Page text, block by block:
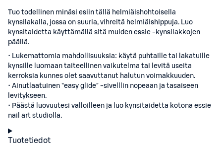
Tuo todellinen minäsi esiin tällä helmiäishohtoisella
kynsilakalla, jossa on suuria, vihreitä helmiäishippuja. Luo
kynsitaidetta käyttämällä sitä muiden essie -kynsilakkojen
päällä.
• Lukemattomia mahdollisuuksia: käytä puhtaille tai lakatuille
kynsille luomaan taiteellinen vaikutelma tai levitä useita
kerroksia kunnes olet saavuttanut halutun voimakkuuden.
• Ainutlaatuinen "easy glide" -sivelllin nopeaan ja tasaiseen
levitykseen.
• Päästä luovuutesi valloilleen ja luo kynsitaidetta kotona essie
nail art studiolla.
Tuotetiedot